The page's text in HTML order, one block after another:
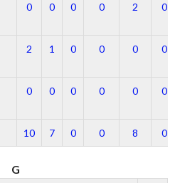
0 0 0 0 2 0
2 1 0 0 0 0
0 0 0 0 0 0
10 7 0 0 8 0
G